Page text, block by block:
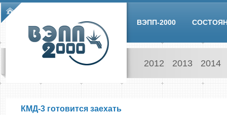
Skip to main content
Main menu
ВЭПП-2000
2012 2013 2014
КМД-3 готовится заехать